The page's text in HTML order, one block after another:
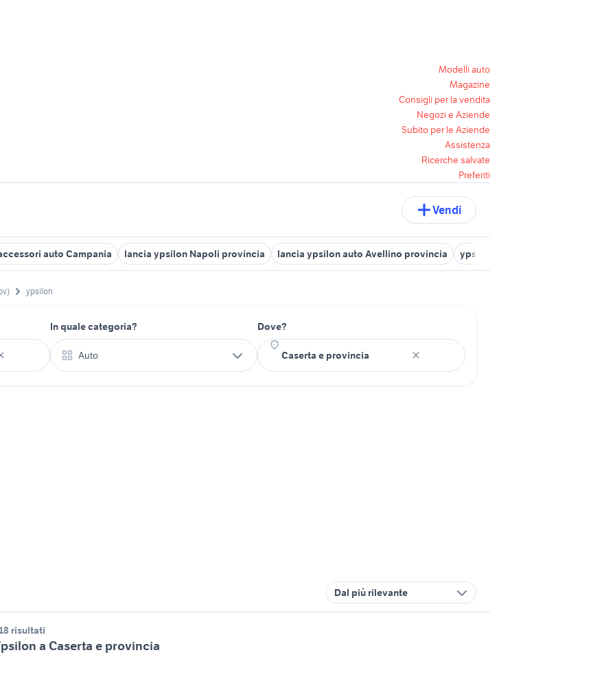
Modelli auto
Magazine
Consigli per la vendita
Negozi e Aziende
Subito per le Aziende
Assistenza
Ricerche salvate
Preferiti
Vendi
auto Campania lancia ypsilon Napoli provincia lancia ypsilon auto Avellino provincia ypsilon in campania
ypsilon
In quale categoria?
Auto
Dove?
Dal più rilevante
risultati
a Caserta e provincia